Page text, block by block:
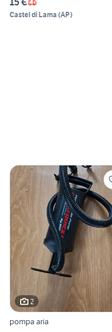
Castel di Lama (AP)
2
pompa aria